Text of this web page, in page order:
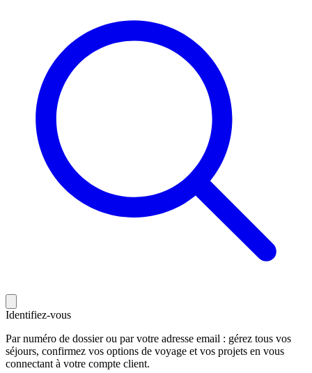
Identifiez-vous
Par numéro de dossier ou par votre adresse email : gérez tous vos
séjours, confirmez vos options de voyage et vos projets en vous
connectant à votre compte client.